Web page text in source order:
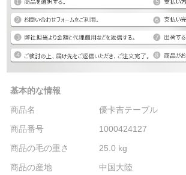
基本的な情報
商品名
優卡吉テーブル
商品番号
1000424127
商品の毛の重さ
25.0 kg
商品の産地
中国大陸